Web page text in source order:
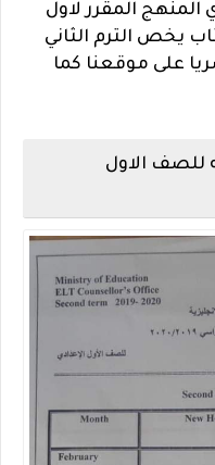
المنهج المقرر لاول
يخص الترم الثاني
حصريا على موقعنا كما
للصف الاول